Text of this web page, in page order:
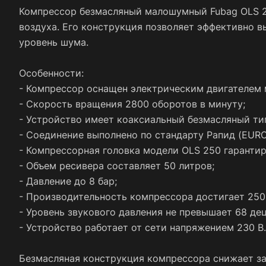
Компрессор безмасляный малошумный Fubag OLS
воздуха. Его конструкция позволяет эффективно
уровень шума.
Особенности:
- Компрессор оснащен электрическим
- Скорость вращения 2800 оборотов в минуту;
- Устройство имеет коаксиальный безмасляный
- Соединение выполнено по стандарту Рапид
- Компрессорная головка модели OLS 250
- Объем ресивера составляет 50 литров;
- Давление до 8 бар;
- Производительность компрессора достигает
- Уровень звукового давления не превышает 68
- Устройство работает от сети напряжением 230 В.
Безмасляная конструкция компрессора снижает